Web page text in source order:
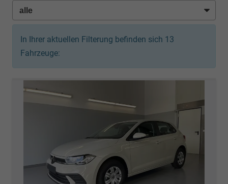
In Ihrer aktuellen Filterung befinden sich 13
Fahrzeuge: